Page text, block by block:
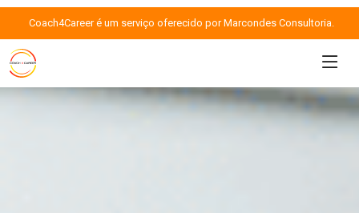
Coach4Career é um serviço oferecido por Marcondes Consultoria.